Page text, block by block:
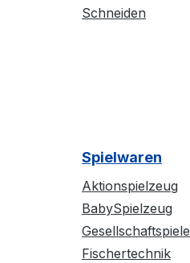
Schneiden
Spielwaren
Aktionspielzeug
BabySpielzeug
Gesellschaftspiele
Fischertechnik